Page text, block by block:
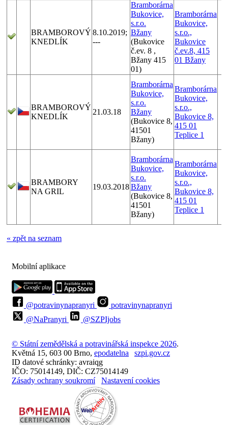
BRAMBOROVÝ
KNEDLÍK
8.10.2019;
---
Bramborárna
Bukovice,
s.r.o.
Bžany
(Bukovice
č.ev. 8 ,
Bžany 415
01)
Bramborárna
Bukovice,
s.r.o.,
Bukovice
č.ev.8, 415
01 Bžany
BRAMBOROVÝ
KNEDLÍK
21.03.18
Bramborárna
Bukovice,
s.r.o.
Bžany
(Bukovice 8,
41501
Bžany)
Bramborárna
Bukovice,
s.r.o.,
Bukovice 8,
415 01
Teplice 1
BRAMBORY
NA GRIL
19.03.2018
Bramborárna
Bukovice,
s.r.o.
Bžany
(Bukovice 8,
41501
Bžany)
Bramborárna
Bukovice,
s.r.o.,
Bukovice 8,
415 01
Teplice 1
« zpět na seznam
Mobilní aplikace
@potravinynapranyri
potravinynapranyri
@NaPranyri
@SZPIjobs
© Státní zemědělská a potravinářská inspekce 2026.
Květná 15, 603 00 Brno, epodatelna
szpi.gov.cz
ID datové schránky: avraiqg
IČO: 75014149, DIČ: CZ75014149
Zásady ochrany soukromí
Nastavení cookies